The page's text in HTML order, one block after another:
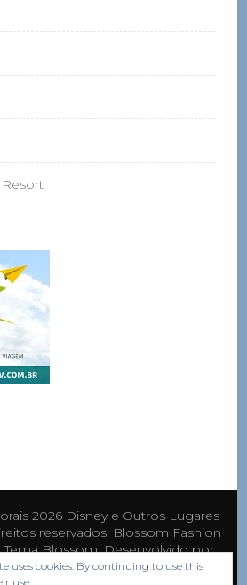
2026 Disney e Outros Lugares
reservados. Blossom Fashion
Tema Blossom. Desenvolvido por
WordPress.
uses cookies. By continuing to use this
use.